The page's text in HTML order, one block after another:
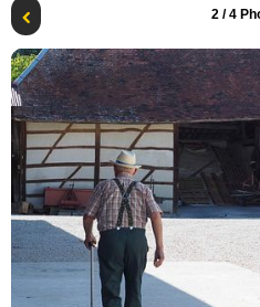
2 / 4